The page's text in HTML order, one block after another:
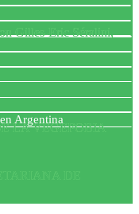
Gilles-Eric Séralini,
LA VEGEFOBIA
DE
Argentina